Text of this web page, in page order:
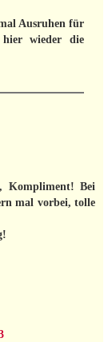
Ausruhen für
hier wieder die
Kompliment! Bei
mal vorbei, tolle